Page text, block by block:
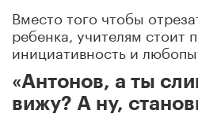
Вместо того чтобы
ребенка, учителям стоит
инициативность и
«Антонов, а ты
вижу? А ну,